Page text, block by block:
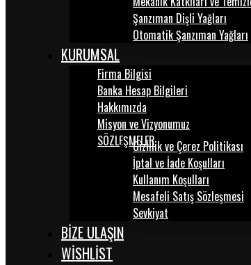
Şanzıman Dişli Yağları
Otomatik Şanzıman Yağları
KURUMSAL
Firma Bilgisi
Banka Hesap Bilgileri
Hakkımızda
Misyon ve Vizyonumuz
SÖZLEŞMELERGizlilik ve Çerez Politikası
İptal ve İade Koşulları
Kullanım Koşulları
Mesafeli Satış Sözleşmesi
Sevkiyat
BİZE ULAŞIN
WISHLIST